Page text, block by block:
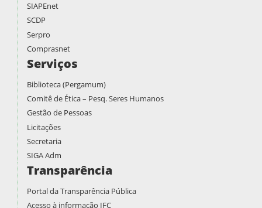
SIAPEnet
SCDP
Serpro
Comprasnet
Serviços
Biblioteca (Pergamum)
Comitê de Ética – Pesq. Seres Humanos
Gestão de Pessoas
Licitações
Secretaria
SIGA Adm
Transparência
Portal da Transparência Pública
Acesso à informação IFC